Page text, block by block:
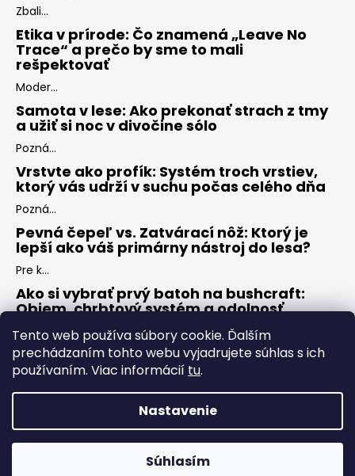
Tento web používa súbory cookie. Ďalším
prechádzaním tohto webu vyjadrujete súhlas s ich
používaním. Viac informácií tu.
Nastavenie
Súhlasím
Zbali...
Etika v prírode: Čo znamená „Leave No
Trace“ a prečo by sme to mali
rešpektovať
Moder...
Samota v lese: Ako prekonať strach z tmy
a užiť si noc v divočine sólo
Pozná...
Vrstvte ako profík: Systém troch vrstiev,
ktorý vás udrží v suchu počas celého dňa
Pozná...
Pevná čepeľ vs. Zatvárací nôž: Ktorý je
lepší ako váš primárny nástroj do lesa?
Pre k...
Ako si vybrať prvý batoh na bushcraft:
Objem, chrbtový systém a odolnosť
Keď s...
ARCHÍV
Copyright 2026ZÁLESÁK. Všetky práva vyhradené.Upraviť
nastavenie cookies